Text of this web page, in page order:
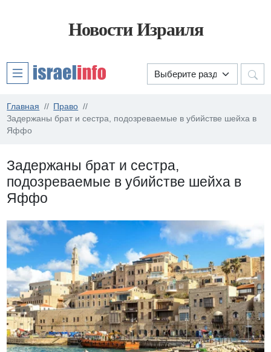
Новости Израиля
Главная
Право
Задержаны брат и сестра, подозреваемые в убийстве шейха в
Яффо
Задержаны брат и сестра,
подозреваемые в убийстве шейха в
Яффо